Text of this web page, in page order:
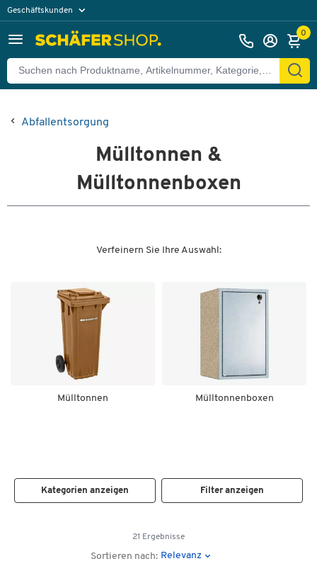
Geschäftskunden
0
Abfallentsorgung
Mülltonnen &
Mülltonnenboxen
Verfeinern Sie Ihre Auswahl:
Mülltonnen Mülltonnenboxen
Kategorien anzeigen Filter anzeigen
21 Ergebnisse
Sortieren nach: Relevanz